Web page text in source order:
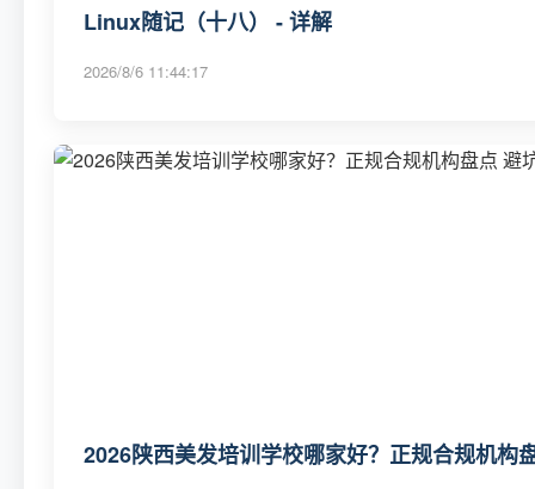
Linux随记（十八） - 详解
2026/8/6 11:44:17
2026陕西美发培训学校哪家好？正规合规机构